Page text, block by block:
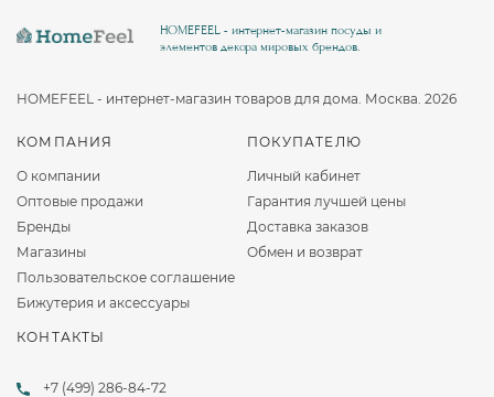
КОМПАНИЯ
О компании
Оптовые продажи
Бренды
Магазины
Пользовательское соглашение
Бижутерия и аксессуары
ПОКУПАТЕЛЮ
Личный кабинет
Гарантия лучшей цены
Доставка заказов
Обмен и возврат
КОНТАКТЫ
+7 (499) 286-84-72
HOMEFEEL - интернет-магазин посуды и
элементов декора мировых брендов.
HOMEFEEL - интернет-магазин товаров для дома. Москва. 2026